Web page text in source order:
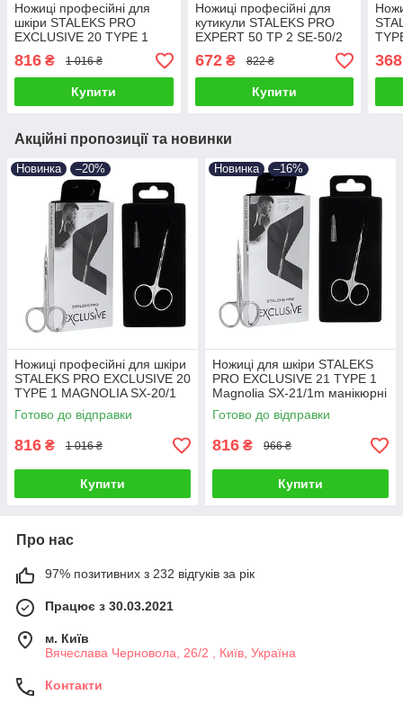
Ножиці професійні для
шкіри STALEKS PRO
EXCLUSIVE 20 TYPE 1
MAGNOLIA SX-20/1 для
манікюру для кутикули
816 ₴ 1 016 ₴
Купити
Ножиці професійні для
кутикули STALEKS PRO
EXPERT 50 TP 2 SE-50/2
Ножиці для нігтів
манікюрні Сталекс
672₴ 822 ₴
Купити
368
Акційні пропозиції та новинки
Новинка –20%
Ножиці професійні для шкіри
STALEKS PRO EXCLUSIVE 20
TYPE 1 MAGNOLIA SX-20/1
для манікюру для кутикули
Готово до відправки
816 ₴ 1 016 ₴
Купити
Новинка –16%
Ножиці для шкіри STALEKS
PRO EXCLUSIVE 21 TYPE 1
Magnolia SX-21/1m манікюрні
ножиці Сталекс
Готово до відправки
816 ₴ 966 ₴
Купити
Про нас
97% позитивних з 232 відгуків за рік
Працює з 30.03.2021
м. Київ
Вячеслава Черновола, 26/2 , Київ, Україна
Контакти